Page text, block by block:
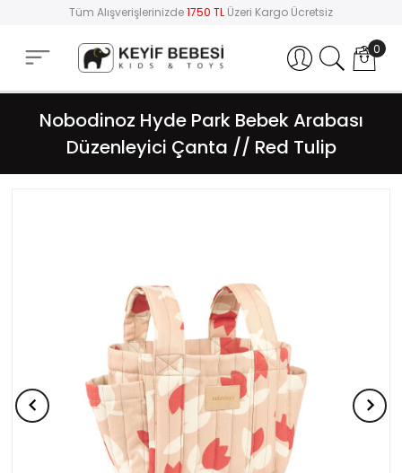
Tüm Alışverişlerinizde1750 TL Üzeri Kargo Ücretsiz
Hesabım 0
Nobodinoz Hyde Park Bebek Arabası
Düzenleyici Çanta // Red Tulip